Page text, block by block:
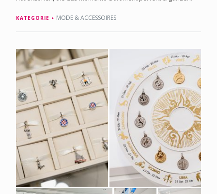
KATEGORIE MODE & ACCESSOIRES